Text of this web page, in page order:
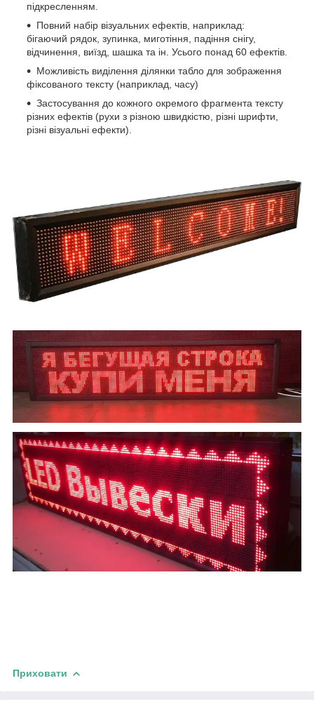
підкресленням.
Повний набір візуальних ефектів, наприклад:
бігаючий рядок, зупинка, миготіння, падіння снігу,
відчинення, виїзд, шашка та ін. Усього понад 60 ефектів.
Можливість виділення ділянки табло для зображення
фіксованого тексту (наприклад, часу)
Застосування до кожного окремого фрагмента тексту
різних ефектів (рухи з різною швидкістю, різні шрифти,
різні візуальні ефекти).
Приховати